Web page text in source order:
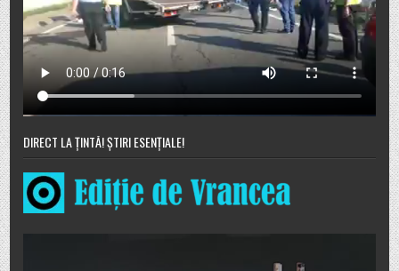
DIRECT LA ȚINTĂ! ȘTIRI ESENȚIALE!